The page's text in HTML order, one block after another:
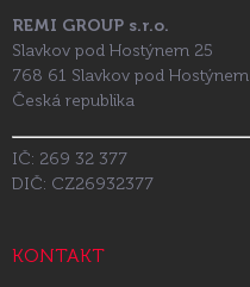
REMI GROUP s.r.o.
Slavkov pod Hostýnem 25
768 61 Slavkov pod Hostýnem
Česká republika
IČ: 269 32 377
DIČ: CZ26932377
KONTAKT